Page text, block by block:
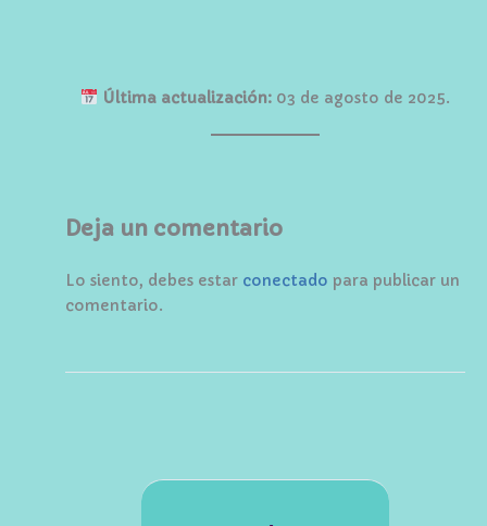
Última actualización:03 de agosto de 2025.
Deja un comentario
Lo siento, debes estar conectado para publicar un
comentario.